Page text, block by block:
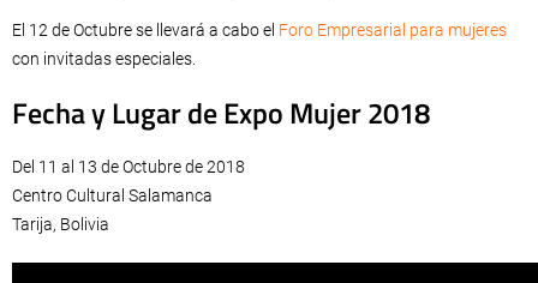
El 12 de Octubre se llevará a cabo el Foro Empresarial para mujeres
con invitadas especiales.
Fecha y Lugar de Expo Mujer 2018
Del 11 al 13 de Octubre de 2018
Centro Cultural Salamanca
Tarija, Bolivia